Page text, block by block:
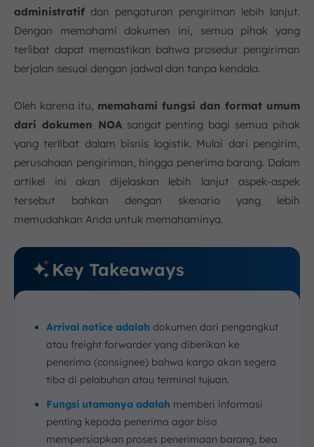
administratif dan pengaturan pengiriman lebih lanjut.
Dengan memahami dokumen ini, semua pihak yang
terlibat dapat memastikan bahwa prosedur pengiriman
berjalan sesuai dengan jadwal dan tanpa kendala.
Oleh karena itu, memahami fungsi dan format umum
dari dokumen NOAsangat penting bagi semua pihak
yang terlibat dalam bisnis logistik. Mulai dari pengirim,
perusahaan pengiriman, hingga penerima barang. Dalam
artikel ini akan dijelaskan lebih lanjut aspek-aspek
tersebut bahkan dengan skenario yang lebih
memudahkan Anda untuk memahaminya.
Key Takeaways
Arrival notice adalah dokumen dari pengangkut
atau freight forwarder yang diberikan ke
penerima (consignee) bahwa kargo akan segera
tiba di pelabuhan atau terminal tujuan.
Fungsi utamanya adalah memberi informasi
penting kepada penerima agar bisa
mempersiapkan proses penerimaan barang, bea